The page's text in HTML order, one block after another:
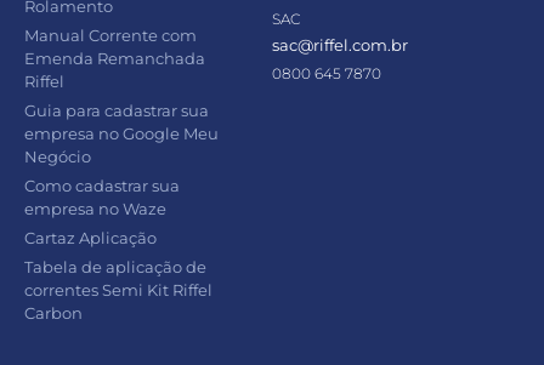
Rolamento
Manual Corrente com
Emenda Remanchada
Riffel
Guia para cadastrar sua
empresa no Google Meu
Negócio
Como cadastrar sua
empresa no Waze
Cartaz Aplicação
Tabela de aplicação de
correntes Semi Kit Riffel
Carbon
SAC
sac@riffel.com.br
0800 645 7870